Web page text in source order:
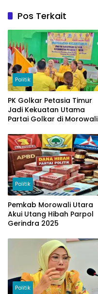
Pos Terkait
Politik
PK Golkar Petasia Timur
Jadi Kekuatan Utama
Partai Golkar di Morowali
Politik
Pemkab Morowali Utara
Akui Utang Hibah Parpol
Gerindra 2025
Politik